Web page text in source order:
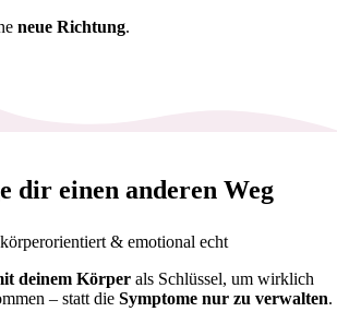
neue Richtung.
dir einen anderen Weg
& emotional echt
deinem Körperals Schlüssel, um wirklich
– statt die Symptome nur zu verwalten.